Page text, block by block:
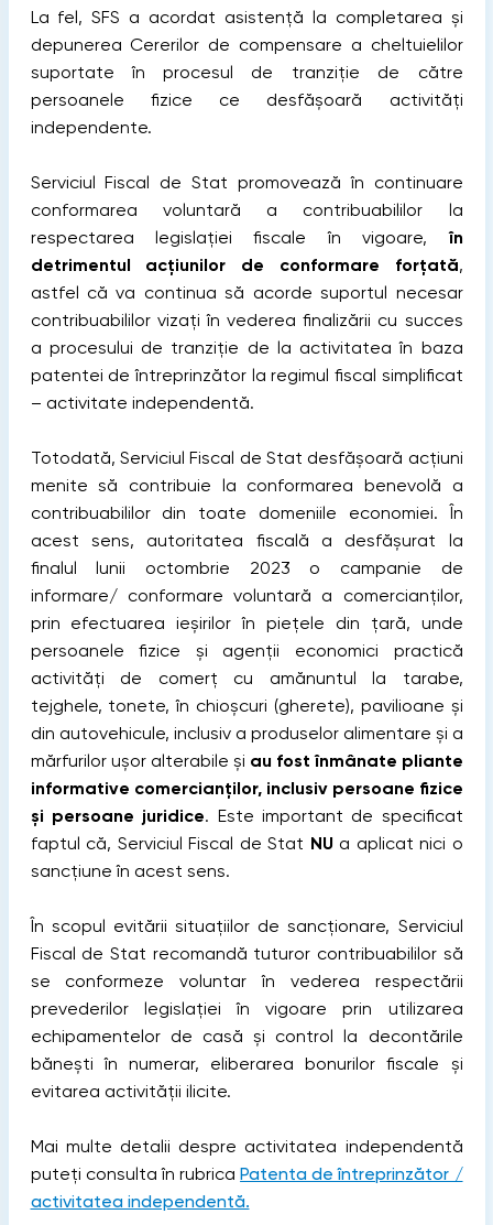
La fel, SFS a acordat asistență la completarea și
depunerea Cererilor de compensare a cheltuielilor
suportate în procesul de tranziție de către
persoanele fizice ce desfășoară activități
independente.
Serviciul Fiscal de Stat promovează în continuare
conformarea voluntară a contribuabililor la
respectarea legislației fiscale în vigoare,în
detrimentul acțiunilor de conformare forțată,
astfel că va continua să acorde suportul necesar
contribuabililor vizați în vederea finalizării cu succes
a procesului de tranziție de la activitatea în baza
patentei de întreprinzător la regimul fiscal simplificat
– activitate independentă.
Totodată, Serviciul Fiscal de Stat desfășoară acțiuni
menite să contribuie la conformarea benevolă a
contribuabililor din toate domeniile economiei. În
acest sens, autoritatea fiscală a desfășurat la
finalul lunii octombrie 2023 o campanie de
informare/ conformare voluntară a comercianților,
prin efectuarea ieșirilor în piețele din țară, unde
persoanele fizice și agenții economici practică
activități de comerț cu amănuntul la tarabe,
tejghele, tonete, în chioșcuri (gherete), pavilioane și
din autovehicule, inclusiv a produselor alimentare și a
mărfurilor ușor alterabile și au fost înmânate pliante
informative comercianților, inclusiv persoane fizice
și persoane juridice. Este important de specificat
faptul că, Serviciul Fiscal de Stat NU a aplicat nici o
sancțiune în acest sens.
În scopul evitării situațiilor de sancționare, Serviciul
Fiscal de Stat recomandă tuturor contribuabililor să
se conformeze voluntar în vederea respectării
prevederilor legislației în vigoare prin utilizarea
echipamentelor de casă și control la decontările
bănești în numerar, eliberarea bonurilor fiscale și
evitarea activității ilicite.
Mai multe detalii despre activitatea independentă
puteți consulta în rubricaPatenta de întreprinzător /
activitatea independentă.